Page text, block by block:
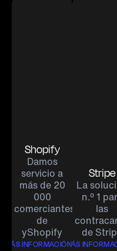
Shopify
Damos
servicio a
más de 20
000
comerciantes
de
yShopify
MÁS INFORMACIÓN
Stripe
La
n.º 1
las
de
MÁS